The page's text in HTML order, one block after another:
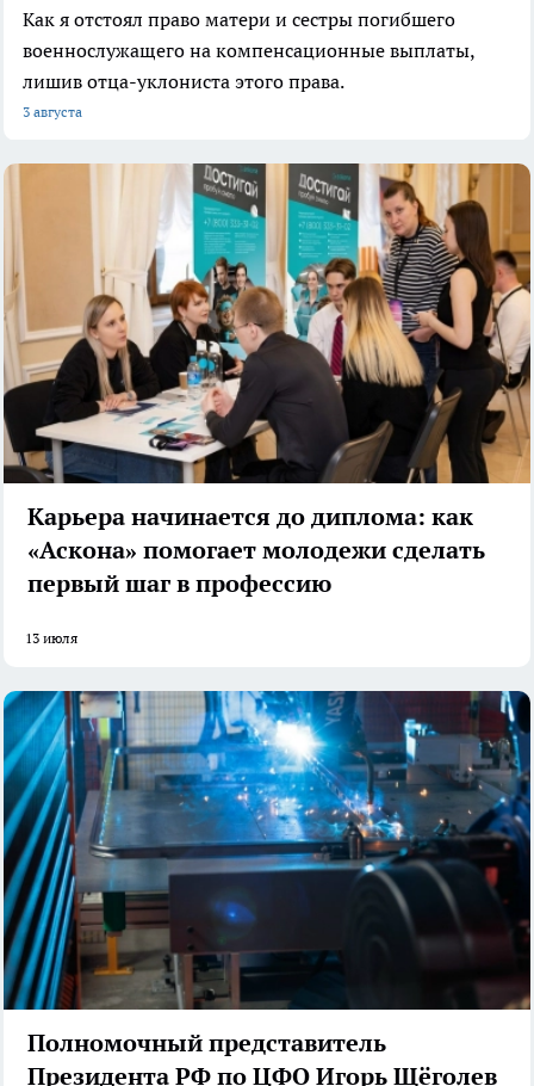
Как я отстоял право матери и сестры погибшего
военнослужащего на компенсационные выплаты,
лишив отца-уклониста этого права.
3 августа
Карьера начинается до диплома: как
«Аскона» помогает молодежи сделать
первый шаг в профессию
13 июля
Полномочный представитель
Президента РФ по ЦФО Игорь Щёголев